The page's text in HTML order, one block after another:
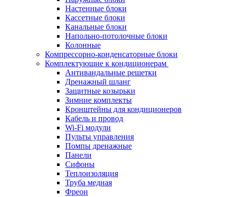
Настенные блоки
Кассетные блоки
Канальные блоки
Напольно-потолочные блоки
Колонные
Компрессорно-конденсаторные блоки
Комплектующие к кондиционерам
Антивандальные решетки
Дренажный шланг
Защитные козырьки
Зимние комплекты
Кронштейны для кондиционеров
Кабель и провод
Wi-Fi модули
Пульты управления
Помпы дренажные
Панели
Сифоны
Теплоизоляция
Труба медная
Фреон